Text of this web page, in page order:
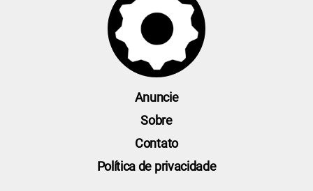
Anuncie
Sobre
Contato
Política de privacidade